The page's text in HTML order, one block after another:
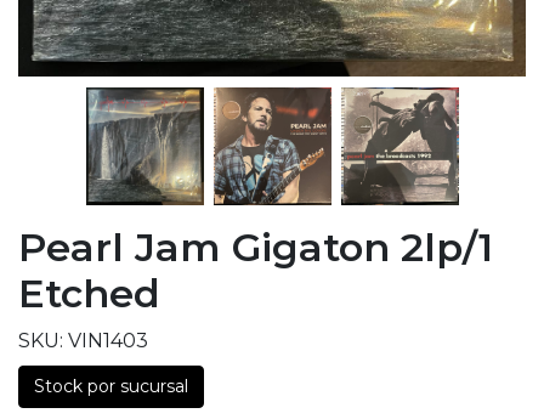
Pearl Jam Gigaton 2lp/1
Etched
SKU: VIN1403
Stock por sucursal